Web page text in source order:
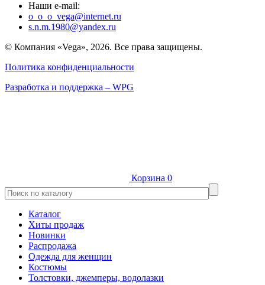
Наши e-mail:
o_o_o_vega@internet.ru
s.n.m.1980@yandex.ru
© Компания «Vega», 2026. Все права защищены.
Политика конфиденциальности
Разработка и поддержка – WPG
Корзина 0
Каталог
Хиты продаж
Новинки
Распродажа
Одежда для женщин
Костюмы
Толстовки, джемперы, водолазки